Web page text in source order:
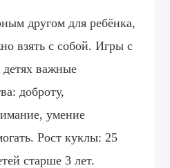
другом для ребёнка,
взять с собой. Игры с
важные
доброту,
умение
Рост куклы: 25
старше 3 лет.